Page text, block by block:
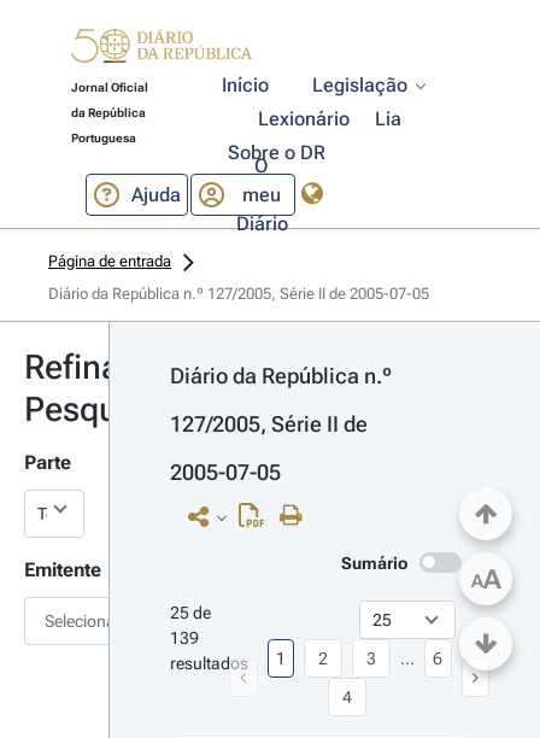
Jornal Oficial
da República
Portuguesa
Início
Legislação
Lexionário
Lia
Sobre o DR
Ajuda
O
meu
Diário
Página de entrada
Diário da República n.º 127/2005, Série II de 2005-07-05
Refinar
Pesquisa
Parte
Emitente
Selecionar
Diário da República n.º
127/2005, Série II de
2005-07-05
Sumário
25 de
139
resultados
1 2
3
4
... 6
AA